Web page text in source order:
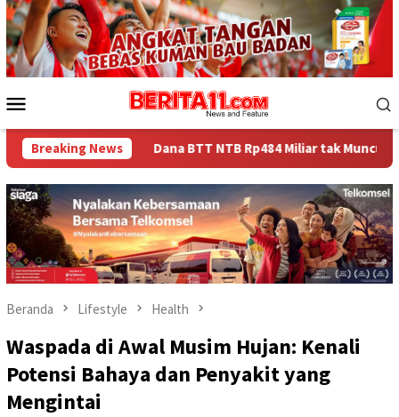
Loncat
ke
konten
Mobile
Breaking News
Dana BTT NTB Rp484 Miliar tak Muncul dalam LHP BPK,
Beranda Lifestyle Health
Waspada di Awal Musim Hujan: Kenali
Potensi Bahaya dan Penyakit yang
Mengintai